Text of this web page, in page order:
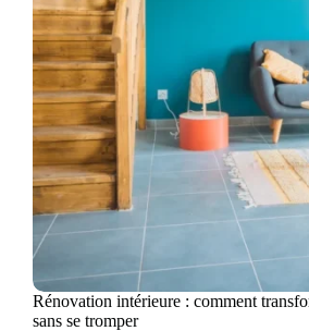
Rénovation intérieure : comment
sans se tromper